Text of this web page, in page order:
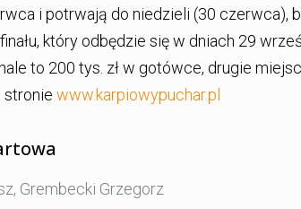
i potrwają do niedzieli (30 czerwca),
który odbędzie się w dniach 29
to 200 tys. zł w gotówce, drugie
stronie www.karpiowypuchar.pl
Grembecki Grzegorz